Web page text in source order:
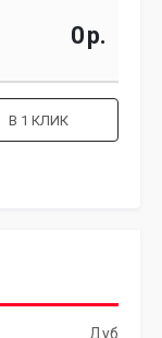
р.
В 1 КЛИК
Дуб